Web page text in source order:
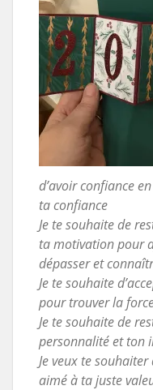
d’avoir confiance
ta confiance
Je te souhaite de
ta motivation pour
dépasser et
Je te souhaite
pour trouver la
Je te souhaite de
personnalité et ton
Je veux te souhaiter
aimé à ta juste